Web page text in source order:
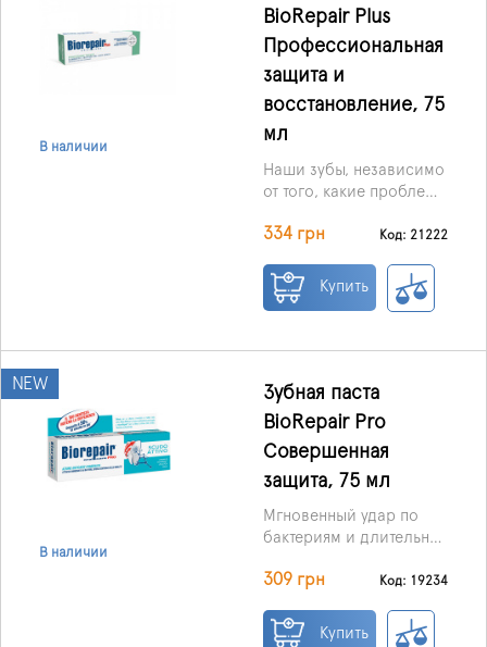
В наличии
BioRepair Plus
Профессиональная
защита и
восстановление, 75
мл
Наши зубы, независимо
от того, какие проблемы
нуждаются в двух вещах
действенном
восстановлении. И то, и
представленная здесь
зубная паста от
производителя Bio
Repair
«Профессиональная
защита и
восстановление».
334 грн Код: 21222
Купить
NEW
В наличии
Зубная паста
BioRepair Pro
Совершенная
защита, 75 мл
Мгновенный удар по
бактериям и длительная
Инновационная
предотвращает
309 грн Код: 19234
Купить